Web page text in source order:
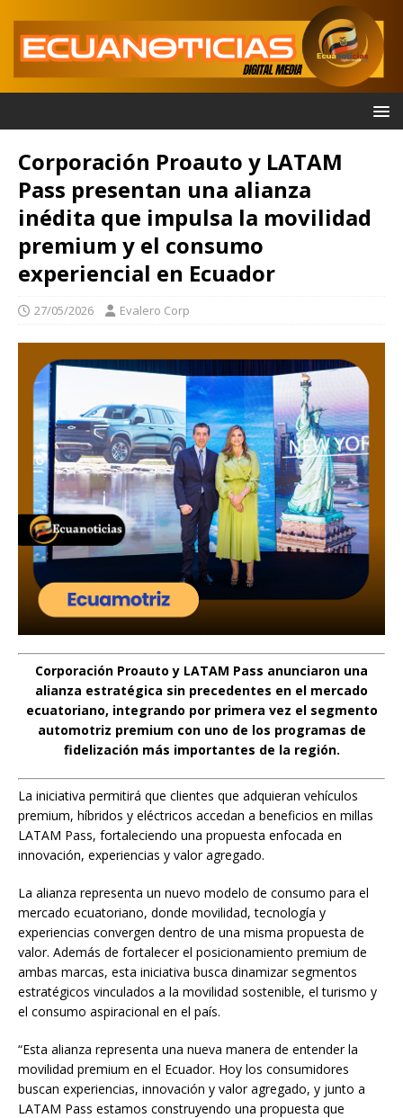
Corporación Proauto y LATAM
Pass presentan una alianza
inédita que impulsa la movilidad
premium y el consumo
experiencial en Ecuador
27/05/2026 Evalero Corp
Corporación Proauto y LATAM Pass anunciaron una
alianza estratégica sin precedentes en el mercado
ecuatoriano, integrando por primera vez el segmento
automotriz premium con uno de los programas de
fidelización más importantes de la región.
La iniciativa permitirá que clientes que adquieran vehículos
premium, híbridos y eléctricos accedan a beneficios en millas
LATAM Pass, fortaleciendo una propuesta enfocada en
innovación, experiencias y valor agregado.
La alianza representa un nuevo modelo de consumo para el
mercado ecuatoriano, donde movilidad, tecnología y
experiencias convergen dentro de una misma propuesta de
valor. Además de fortalecer el posicionamiento premium de
ambas marcas, esta iniciativa busca dinamizar segmentos
estratégicos vinculados a la movilidad sostenible, el turismo y
el consumo aspiracional en el país.
“Esta alianza representa una nueva manera de entender la
movilidad premium en el Ecuador. Hoy los consumidores
buscan experiencias, innovación y valor agregado, y junto a
LATAM Pass estamos construyendo una propuesta que